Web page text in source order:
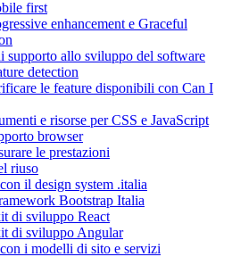
first
enhancement e Graceful
supporto allo sviluppo del software
detection
le feature disponibili con Can I
e risorse per CSS e JavaScript
browser
le prestazioni
riuso
il design system .italia
Bootstrap Italia
di sviluppo React
di sviluppo Angular
i modelli di sito e servizi